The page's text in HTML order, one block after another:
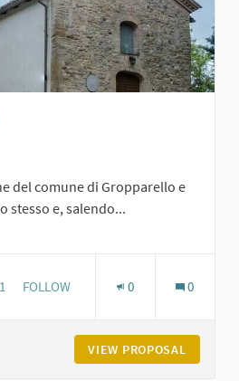
del comune di Gropparello e
stesso e, salendo...
1 1 FOLLOWER
FOLLOW 0 0
VIEW PROPOSAL